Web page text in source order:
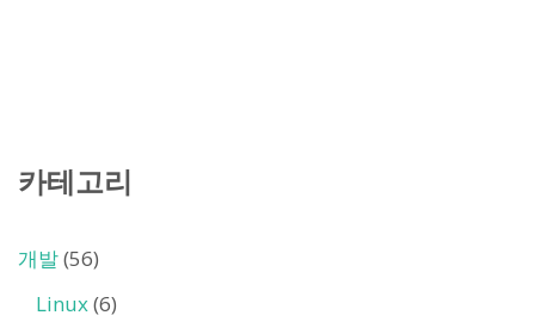
카테고리
개발(56)
Linux(6)